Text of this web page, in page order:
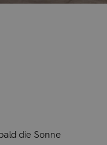
die Sonne